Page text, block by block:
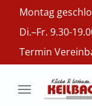
Montag
Di.–Fr. 9.30-
Termin